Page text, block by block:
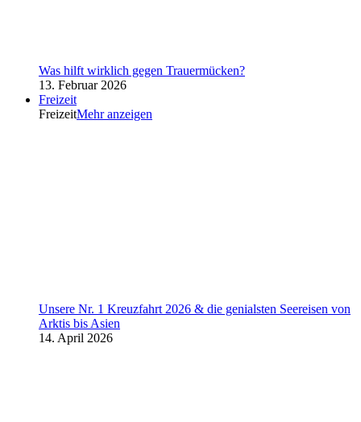
Was hilft wirklich gegen Trauermücken?
13. Februar 2026
Freizeit
FreizeitMehr anzeigen
Unsere Nr. 1 Kreuzfahrt 2026 & die genialsten Seereisen von
Arktis bis Asien
14. April 2026